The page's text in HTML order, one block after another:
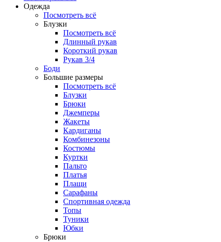
Одежда
Посмотреть всё
Блузки
Посмотреть всё
Длинный рукав
Короткий рукав
Рукав 3/4
Боди
Большие размеры
Посмотреть всё
Блузки
Брюки
Джемперы
Жакеты
Кардиганы
Комбинезоны
Костюмы
Куртки
Пальто
Платья
Плащи
Сарафаны
Спортивная одежда
Топы
Туники
Юбки
Брюки